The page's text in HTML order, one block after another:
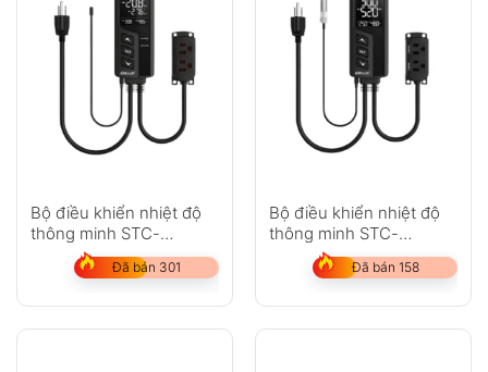
Bộ điều khiển nhiệt độ
thông minh STC-
1000Pro
Đã bán 301
Bộ điều khiển nhiệt độ
thông minh STC-
1000WiFi
Đã bán 158